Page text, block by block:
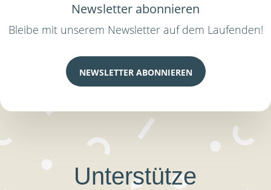
Newsletter abonnieren
Bleibe mit unserem Newsletter auf dem Laufenden!
NEWSLETTER ABONNIEREN
Unterstütze